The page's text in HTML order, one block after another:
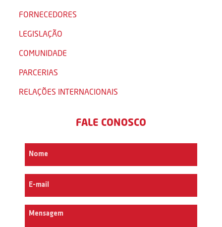
FORNECEDORES
LEGISLAÇÃO
COMUNIDADE
PARCERIAS
RELAÇÕES INTERNACIONAIS
FALE CONOSCO